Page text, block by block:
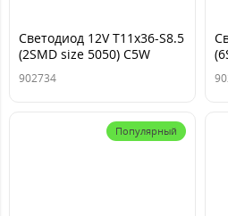
Cветодиод 12V T11x36-S8.5
(2SMD size 5050) C5W
белый 0.3W 18lm в колбе
TM NORD YADA
902734
Популярный